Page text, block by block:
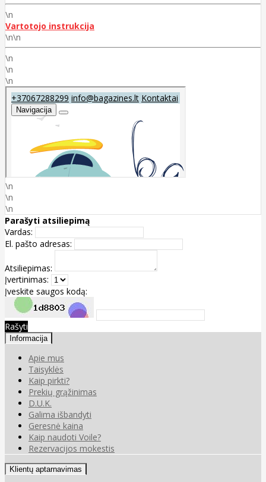
\n
Vartotojo instrukcija
\n\n
\n
\n
\n
\n
\n
\n
Parašyti atsiliepimą
Vardas:
El. pašto adresas:
Atsiliepimas:
Įvertinimas:
Įveskite saugos kodą:
Rašyti
Informacija
Apie mus
Taisyklės
Kaip pirkti?
Prekių grąžinimas
D.U.K.
Galima išbandyti
Geresnė kaina
Kaip naudoti Voile?
Rezervacijos mokestis
Klientų aptarnavimas